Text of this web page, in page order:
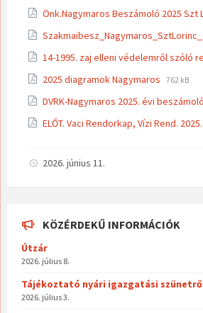
Önk.Nagymaros Beszámoló 2025 Szt
14-1995. zaj elleni védelemről szóló
2025 diagramok Nagymaros File
pdf
File
762 kB
DVRK-Nagymaros 2025. évi beszámoló
ELŐT. Vaci Rendorkap, Vízi Rend.
2026. június 11.
KÖZÉRDEKŰ INFORMÁCIÓK
Útzár
2026. július 8.
Tájékoztató nyári igazgatási
2026. július 3.